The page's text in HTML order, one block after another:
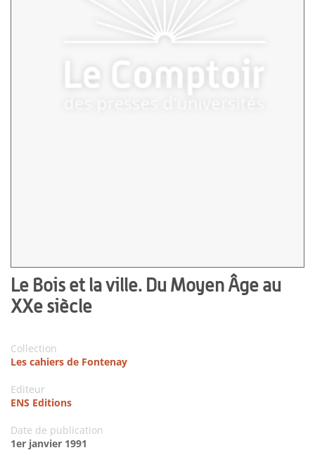
Le Bois et la ville. Du Moyen Âge au
XXe siècle
Collection
Les cahiers de Fontenay
Editeur
ENS Editions
Date de publication
1er janvier 1991